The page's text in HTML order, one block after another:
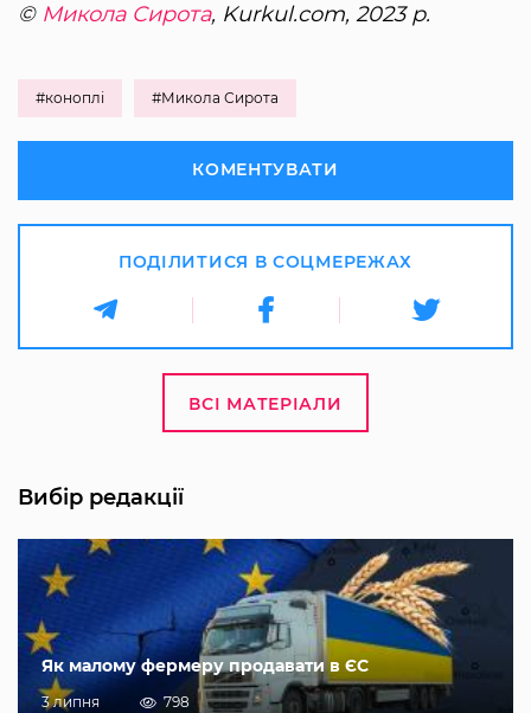
© Микола Сирота, Kurkul.com, 2023 р.
#коноплі #Микола Сирота
КОМЕНТУВАТИ
ПОДІЛИТИСЯ В СОЦМЕРЕЖАХ
ВСІ МАТЕРІАЛИ
Вибір редакції
Як малому фермеру продавати в ЄС
3 липня 798